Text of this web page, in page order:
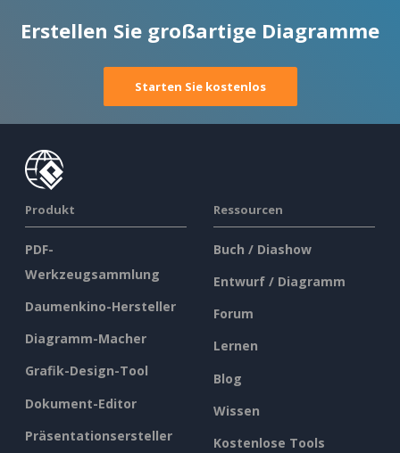
Erstellen Sie großartige Diagramme
Starten Sie kostenlos
Produkt
PDF-
Werkzeugsammlung
Daumenkino-Hersteller
Diagramm-Macher
Grafik-Design-Tool
Dokument-Editor
Präsentationsersteller
Ressourcen
Buch / Diashow
Entwurf / Diagramm
Forum
Lernen
Blog
Wissen
Kostenlose Tools